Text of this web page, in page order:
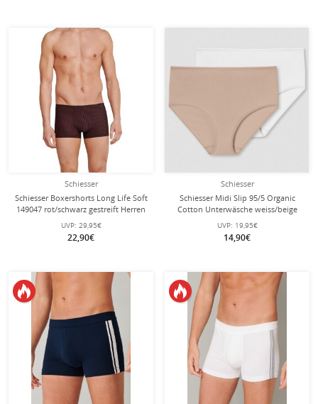
Schiesser
Schiesser Boxershorts Long Life Soft
149047 rot/schwarz gestreift Herren
- 1 Stück
UVP: 29,95€
22,90€
Schiesser
Schiesser Midi Slip 95/5 Organic
Cotton Unterwäsche weiss/beige
Damen - 2 Stück
UVP: 19,95€
14,90€